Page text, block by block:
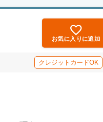
お気に入りに追加
クレジットカードOK